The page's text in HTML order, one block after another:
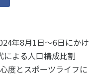
年8月1日～6日にかけ
による人口構成比割
度とスポーツライフに